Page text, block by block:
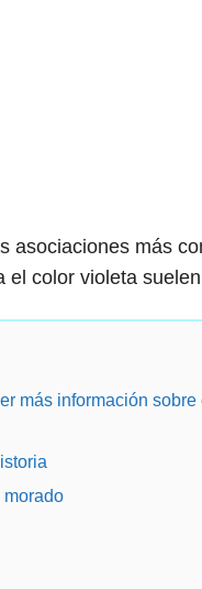
asociaciones más
color violeta
más información